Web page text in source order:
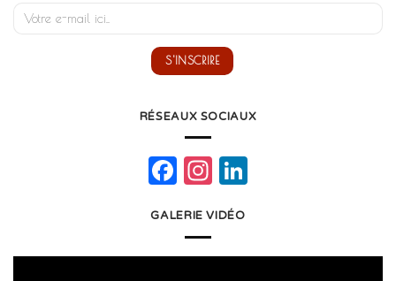
RÉSEAUX SOCIAUX
Facebook
Instagram
GALERIE VIDÉO